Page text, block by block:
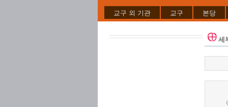
교구 외 기관 교구 본당
세